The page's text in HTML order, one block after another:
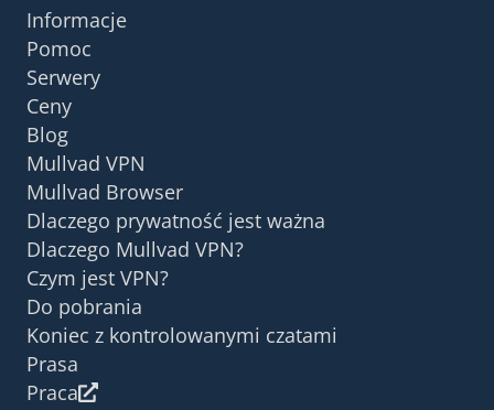
Informacje
Pomoc
Serwery
Ceny
Blog
Mullvad VPN
Mullvad Browser
Dlaczego prywatność jest ważna
Dlaczego Mullvad VPN?
Czym jest VPN?
Do pobrania
Koniec z kontrolowanymi czatami
Prasa
Praca